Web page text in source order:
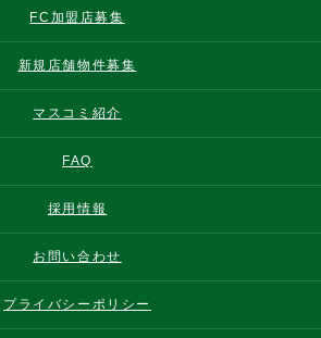
FC加盟店募集
新規店舗物件募集
マスコミ紹介
FAQ
採用情報
お問い合わせ
プライバシーポリシー